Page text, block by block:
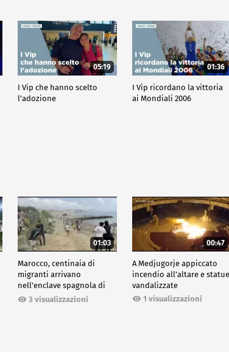
05:19
I Vip che hanno scelto
l'adozione
01:36
I Vip ricordano la vittoria
ai Mondiali 2006
01:03
Marocco, centinaia di
migranti arrivano
nell'enclave spagnola di
Ceuta3 visualizzazioni
00:47
A Medjugorje appiccato
incendio all'altare e statue
vandalizzate
1 visualizzazioni